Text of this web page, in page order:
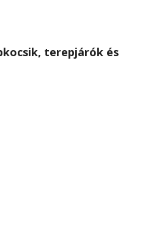
terepjárók és